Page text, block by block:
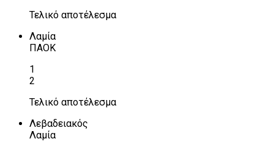
Τελικό αποτέλεσμα
Λαμία
ΠΑΟΚ
1
2
Τελικό αποτέλεσμα
Λεβαδειακός
Λαμία